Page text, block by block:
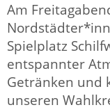
Am
Spielplatz
entspannter
Getränken und
unseren